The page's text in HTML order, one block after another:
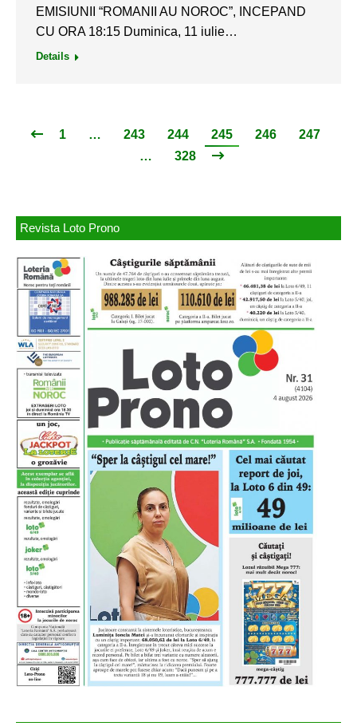
EMISIUNII “ROMANII AU NOROC”, INCEPAND
CU ORA 18:15 Duminica, 11 iulie…
Details
1 … 243 244 245 246
247
…
328
Revista Loto Prono